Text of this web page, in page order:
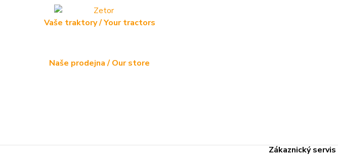
Vaše traktory / Your tractors
Naše prodejna / Our store
Zákaznický servis